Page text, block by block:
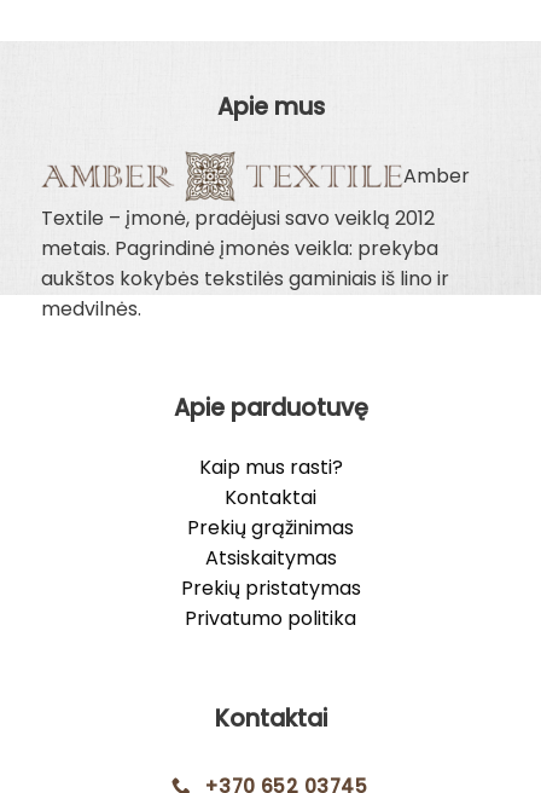
Apie mus
Amber
Textile – įmonė, pradėjusi savo veiklą 2012
metais. Pagrindinė įmonės veikla: prekyba
aukštos kokybės tekstilės gaminiais iš lino ir
medvilnės.
Apie parduotuvę
Kaip mus rasti?
Kontaktai
Prekių grąžinimas
Atsiskaitymas
Prekių pristatymas
Privatumo politika
Kontaktai
+370 652 03745